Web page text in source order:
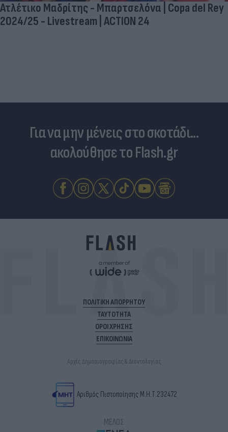
Ατλέτικο Μαδρίτης - Μπαρτσελόνα | Copa del Rey
2024/25 - Livestream | ACTION 24
Για να μην μένεις στο σκοτάδι...
ακολούθησε το Flash.gr
ΠΟΛΙΤΙΚΗ ΑΠΟΡΡΗΤΟΥ
ΤΑΥΤΟΤΗΤΑ
ΟΡΟΙ ΧΡΗΣΗΣ
ΕΠΙΚΟΙΝΩΝΙΑ
Αρχές Δημοσιογραφίας & Δεοντολογίας
Αριθμός Πιστοποίησης Μ.Η.Τ.232472
ΜΕΛΟΣ